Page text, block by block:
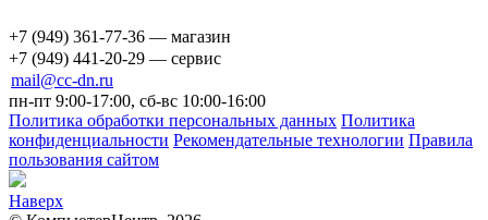
+7 (949) 361-77-36 — магазин
+7 (949) 441-20-29 — сервис
mail@cc-dn.ru
пн-пт 9:00-17:00, сб-вс 10:00-16:00
Политика обработки персональных данных Политика
конфиденциальности Рекомендательные технологии Правила
пользования сайтом
Наверх